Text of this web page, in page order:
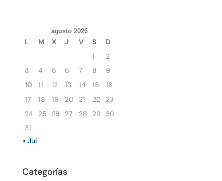
agosto 2026
L M X J V S
D
1
2
3
4 5 6 7 8
9
10
11 12 13 14 15
16
17
18 19 20 21 22
23
24
25 26 27 28 29
30
31
« Jul
Categorías